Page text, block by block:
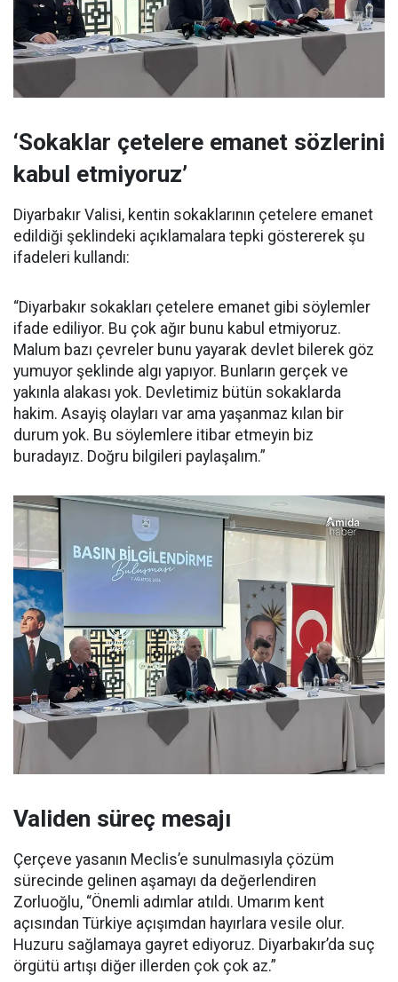
‘Sokaklar çetelere emanet sözlerini
kabul etmiyoruz’
Diyarbakır Valisi, kentin sokaklarının çetelere emanet
edildiği şeklindeki açıklamalara tepki göstererek şu
ifadeleri kullandı:
“Diyarbakır sokakları çetelere emanet gibi söylemler
ifade ediliyor. Bu çok ağır bunu kabul etmiyoruz.
Malum bazı çevreler bunu yayarak devlet bilerek göz
yumuyor şeklinde algı yapıyor. Bunların gerçek ve
yakınla alakası yok. Devletimiz bütün sokaklarda
hakim. Asayiş olayları var ama yaşanmaz kılan bir
durum yok. Bu söylemlere itibar etmeyin biz
buradayız. Doğru bilgileri paylaşalım.”
Validen süreç mesajı
Çerçeve yasanın Meclis’e sunulmasıyla çözüm
sürecinde gelinen aşamayı da değerlendiren
Zorluoğlu, “Önemli adımlar atıldı. Umarım kent
açısından Türkiye açışımdan hayırlara vesile olur.
Huzuru sağlamaya gayret ediyoruz. Diyarbakır’da suç
örgütü artışı diğer illerden çok çok az.”